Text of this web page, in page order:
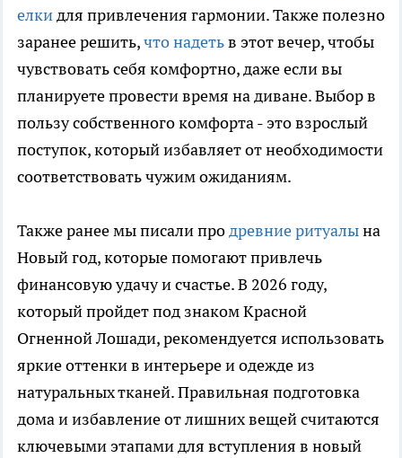
елкидля привлечения гармонии. Также полезно
заранее решить,что надетьв этот вечер, чтобы
чувствовать себя комфортно, даже если вы
планируете провести время на диване. Выбор в
пользу собственного комфорта - это взрослый
поступок, который избавляет от необходимости
соответствовать чужим ожиданиям.
Также ранее мы писали продревние ритуалына
Новый год, которые помогают привлечь
финансовую удачу и счастье. В 2026 году,
который пройдет под знаком Красной
Огненной Лошади, рекомендуется использовать
яркие оттенки в интерьере и одежде из
натуральных тканей. Правильная подготовка
дома и избавление от лишних вещей считаются
ключевыми этапами для вступления в новый